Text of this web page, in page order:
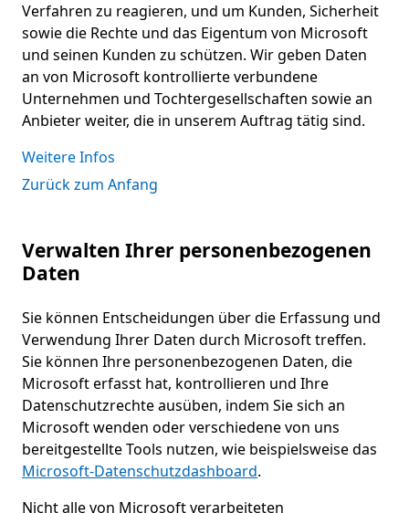
Verfahren zu reagieren, und um Kunden, Sicherheit
sowie die Rechte und das Eigentum von Microsoft
und seinen Kunden zu schützen. Wir geben Daten
an von Microsoft kontrollierte verbundene
Unternehmen und Tochtergesellschaften sowie an
Anbieter weiter, die in unserem Auftrag tätig sind.
Weitere Infos
Zurück zum Anfang
Verwalten Ihrer personenbezogenen
Daten
Sie können Entscheidungen über die Erfassung und
Verwendung Ihrer Daten durch Microsoft treffen.
Sie können Ihre personenbezogenen Daten, die
Microsoft erfasst hat, kontrollieren und Ihre
Datenschutzrechte ausüben, indem Sie sich an
Microsoft wenden oder verschiedene von uns
bereitgestellte Tools nutzen, wie beispielsweise das
Microsoft-Datenschutzdashboard.
Nicht alle von Microsoft verarbeiteten